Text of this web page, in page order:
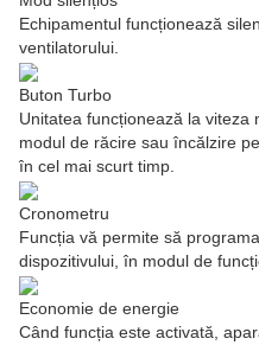
Echipamentul funcționează
ventilatorului.
Buton Turbo
Unitatea funcționează la viteza
modul de răcire sau încălzire
în cel mai scurt timp.
Cronometru
Funcția vă permite să
dispozitivului, în modul de
Economie de energie
Când funcția este activată,